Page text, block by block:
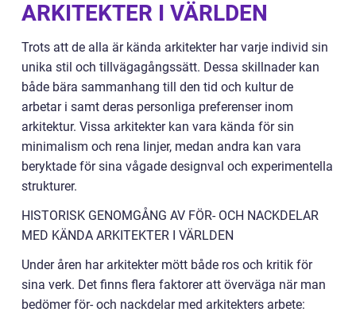
ARKITEKTER I VÄRLDEN
Trots att de alla är kända arkitekter har varje individ sin
unika stil och tillvägagångssätt. Dessa skillnader kan
både bära sammanhang till den tid och kultur de
arbetar i samt deras personliga preferenser inom
arkitektur. Vissa arkitekter kan vara kända för sin
minimalism och rena linjer, medan andra kan vara
beryktade för sina vågade designval och experimentella
strukturer.
HISTORISK GENOMGÅNG AV FÖR- OCH NACKDELAR
MED KÄNDA ARKITEKTER I VÄRLDEN
Under åren har arkitekter mött både ros och kritik för
sina verk. Det finns flera faktorer att överväga när man
bedömer för- och nackdelar med arkitekters arbete: